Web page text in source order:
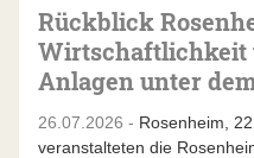
Rückblick
Wirtschaftlichkeit
Anlagen unter
26.07.2026 - Rosenheim,
veranstalteten die